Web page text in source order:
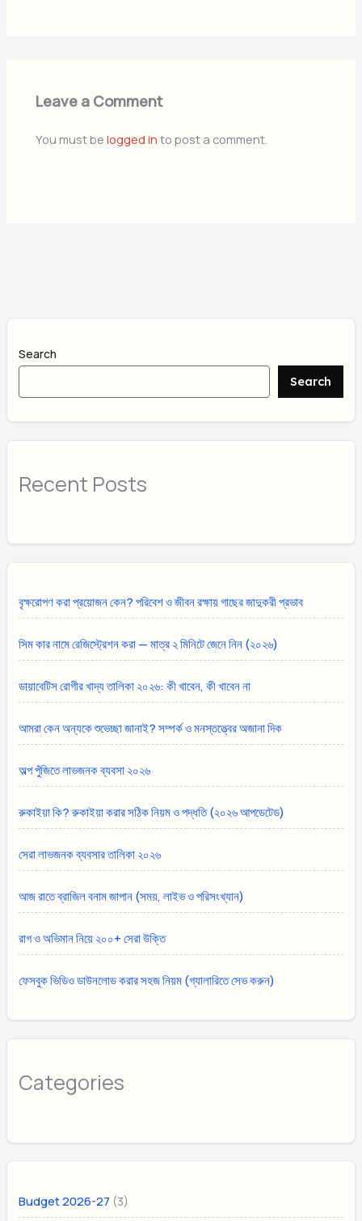
Leave a Comment
You must belogged in to post a comment.
Search
Search
Recent Posts
বৃক্ষরোপণ করা প্রয়োজন কেন? পরিবেশ ও জীবন রক্ষায় গাছের জাদুকরী প্রভাব
সিম কার নামে রেজিস্ট্রেশন করা — মাত্র ২ মিনিটে জেনে নিন (২০২৬)
ডায়াবেটিস রোগীর খাদ্য তালিকা ২০২৬: কী খাবেন, কী খাবেন না
আমরা কেন অন্যকে শুভেচ্ছা জানাই? সম্পর্ক ও মনস্তত্ত্বের অজানা দিক
অল্প পুঁজিতে লাভজনক ব্যবসা ২০২৬
রুকাইয়া কি? রুকাইয়া করার সঠিক নিয়ম ও পদ্ধতি (২০২৬ আপডেটেড)
সেরা লাভজনক ব্যবসার তালিকা ২০২৬
আজ রাতে ব্রাজিল বনাম জাপান (সময়, লাইভ ও পরিসংখ্যান)
রাগ ও অভিমান নিয়ে ২০০+ সেরা উক্তি
ফেসবুক ভিডিও ডাউনলোড করার সহজ নিয়ম (গ্যালারিতে সেভ করুন)
Categories
Budget 2026-27 (3)